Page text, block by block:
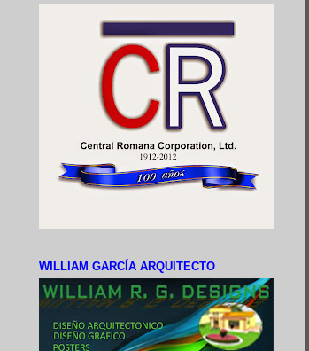
WILLIAM GARCÍA ARQUITECTO